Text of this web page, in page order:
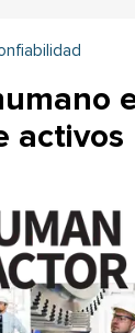
activos